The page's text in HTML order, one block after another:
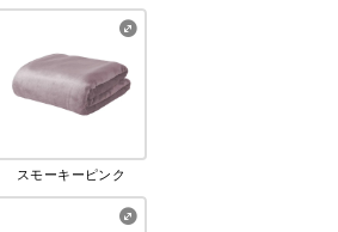
スモーキーピンク